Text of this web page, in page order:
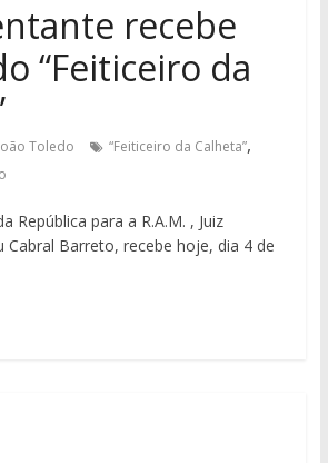
recebe
“Feiticeiro da
Toledo “Feiticeiro da Calheta”,
República para a R.A.M. , Juiz
Cabral Barreto, recebe hoje, dia 4 de